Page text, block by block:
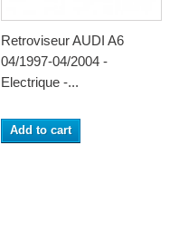
Retroviseur AUDI A6
04/1997-04/2004 -
Electrique -...
Add to cart